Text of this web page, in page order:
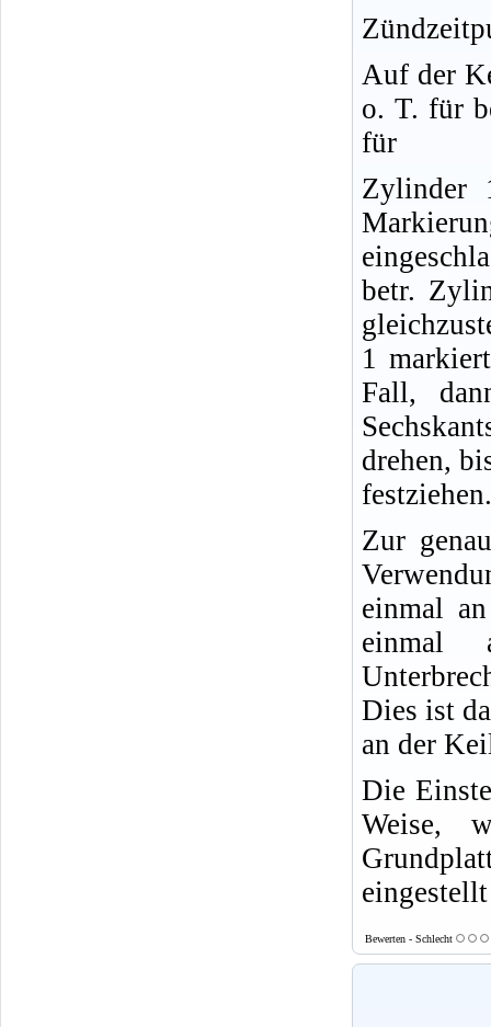
Auf der
o. T. für
für
Zylinder
betr.
1
Fall,
drehen,
festziehen.
Zur
einmal
einmal
Dies ist
an der
Die
Weise,
Bewerten - Schlecht